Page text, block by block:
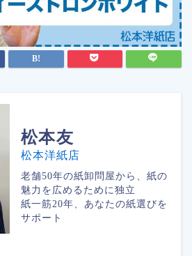
松本友
松本洋紙店
老舗50年の紙卸問屋から、紙の
魅力を広めるために独立
紙一筋20年、あなたの紙選びを
サポート